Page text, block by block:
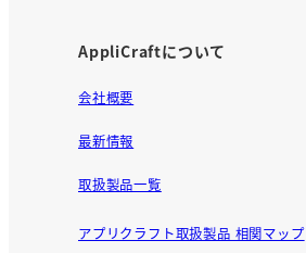
AppliCraftについて
会社概要
最新情報
取扱製品一覧
アプリクラフト取扱製品 相関マップ